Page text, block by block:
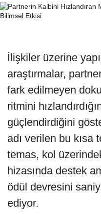
İlişkiler üzerine
araştırmalar,
fark edilmeyen
ritmini
güçlendirdiğini
adı verilen bu kısa
temas, kol
hizasında destek
ödül devresini
ediyor.